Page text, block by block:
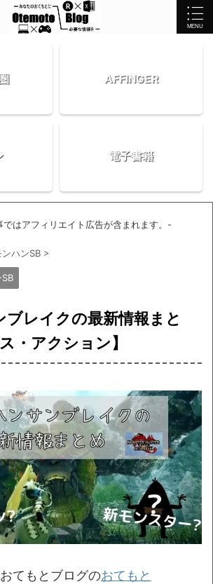
AFFINGER
電子書籍
はアフィリエイト広告が含まれます。-
ンハンSB >
ブレイクの最新情報まと
・アクション】
てもとブログのおてもと